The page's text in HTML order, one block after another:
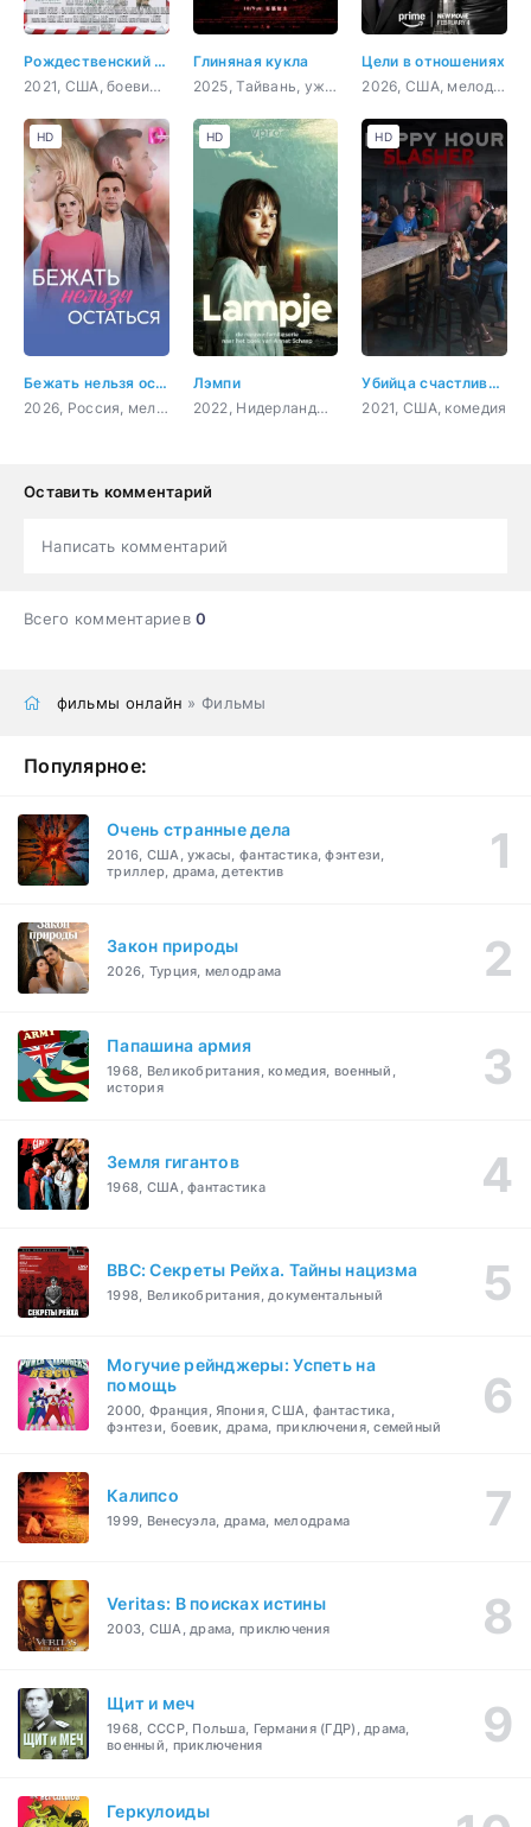
Рождественский чудак
2021, США, боевик, комедия
Глиняная кукла
2025, Тайвань, ужасы
Цели в отношениях
2026, США, мелодрама, комедия
Бежать нельзя остаться
2026, Россия, мелодрама
HD
Лэмпи
2022, Нидерланды, фэнтези, драма, приключения, семейный
HD
Убийца счастливых часов
2021, США, комедия
HD
Оставить комментарий
Написать комментарий
Всего комментариев0
фильмы онлайн » Фильмы
Популярное:
Очень странные дела
2016, США, ужасы, фантастика, фэнтези,
триллер, драма, детектив
Закон природы
2026, Турция, мелодрама
Папашина армия
1968, Великобритания, комедия, военный,
история
Земля гигантов
1968, США, фантастика
BBC: Секреты Рейха. Тайны нацизма
1998, Великобритания, документальный
Могучие рейнджеры: Успеть на
помощь
2000, Франция, Япония, США, фантастика,
фэнтези, боевик, драма, приключения, семейный
Калипсо
1999, Венесуэла, драма, мелодрама
Veritas: В поисках истины
2003, США, драма, приключения
Щит и меч
1968, СССР, Польша, Германия (ГДР), драма,
военный, приключения
Геркулоиды